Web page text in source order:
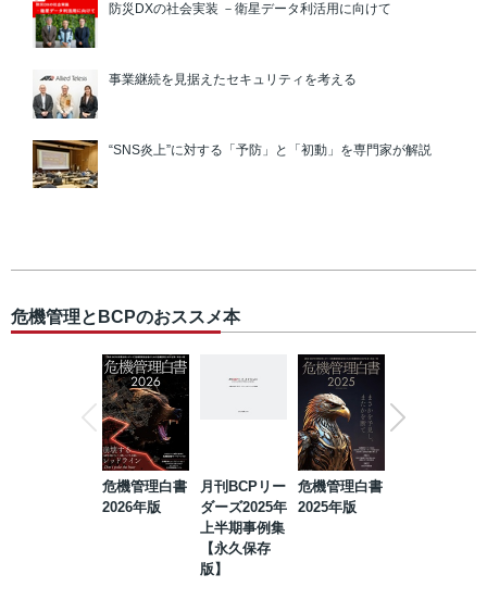
防災DXの社会実装 －衛星データ利活用に向けて
事業継続を見据えたセキュリティを考える
“SNS炎上”に対する「予防」と「初動」を専門家が解説
危機管理とBCPのおススメ本
危機管理白書
2026年版
月刊BCPリー
ダーズ2025年
上半期事例集
【永久保存
版】
危機管理白書
2025年版